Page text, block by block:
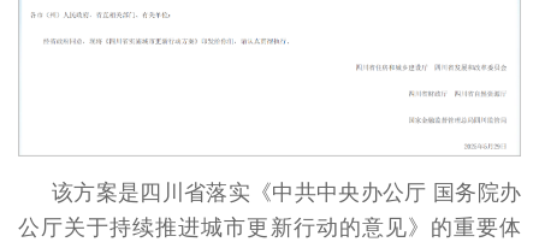
该方案是四川省落实《中共中央办公厅 国务院办
公厅关于持续推进城市更新行动的意见》的重要体